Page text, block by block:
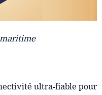
ultra-fiable pour